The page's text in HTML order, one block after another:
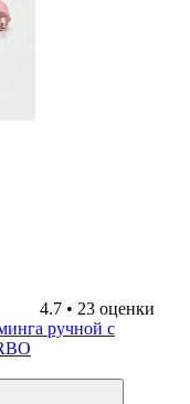
4.7 • 23 оценки
ручной с